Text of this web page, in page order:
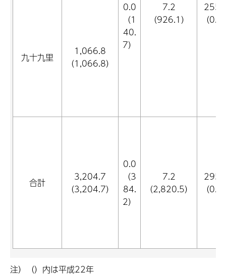
九十九里
1,066.8
（1,066.8）
0.0
（1
40.
7）
7.2
（926.1）
（0.0
合計
3,204.7
（3,204.7）
0.0
（3
84.
2）
7.2
（2,820.5）
（0.0
注）（）内は平成22年